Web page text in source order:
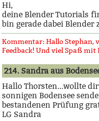
Hi,
deine Blender Tutorials
bin gerade dabei Blender
Kommentar: Hallo Stephan,
Feedback! Und viel Spaß mit
214. Sandra aus
Hallo Thorsten...wollte
sonnigen Bodensee
bestandenen Prüfung
LG Sandra